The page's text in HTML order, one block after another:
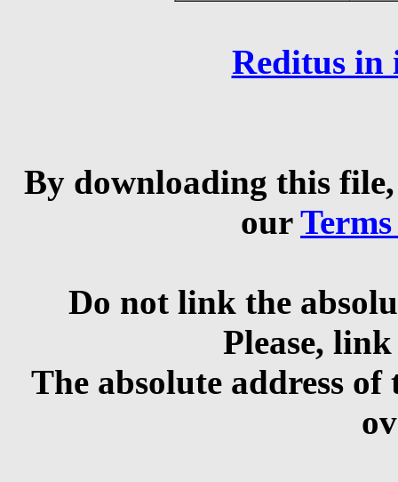
Reditus in
By downloading this
our
Do not link the
Please,
The absolute address